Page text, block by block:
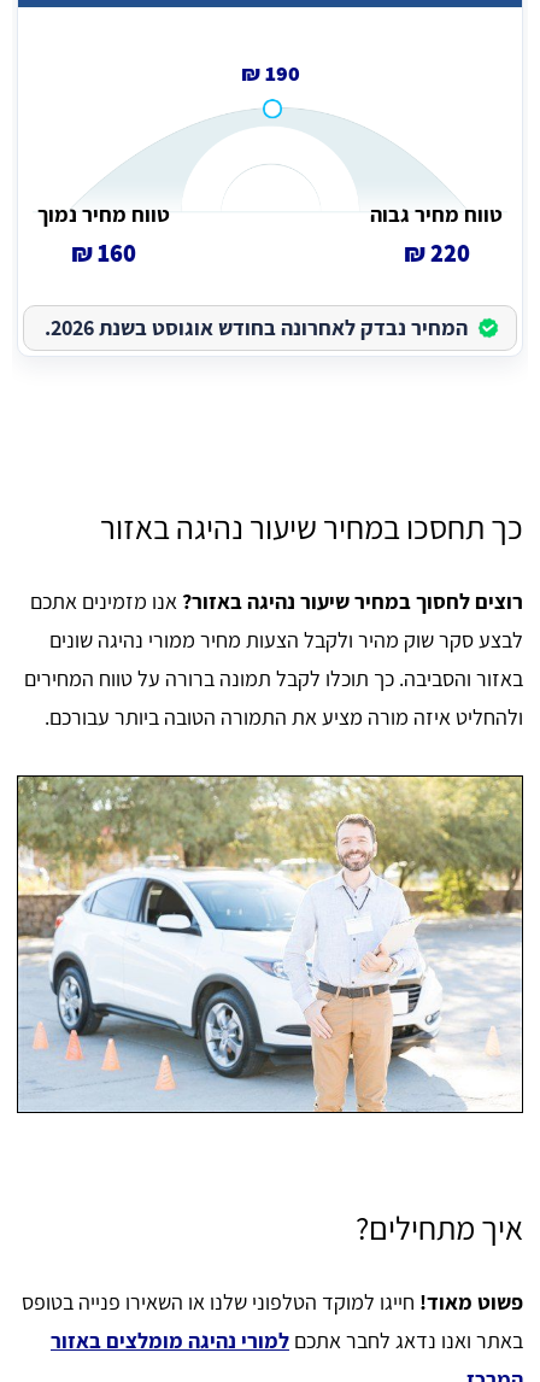
190 ₪
טווח מחיר גבוה
220 ₪
טווח מחיר נמוך
160 ₪
המחיר נבדק לאחרונה בחודש אוגוסט בשנת 2026.
כך תחסכו במחיר שיעור נהיגה באזור
רוצים לחסוך במחיר שיעור נהיגה באזור? אנו מזמינים אתכם
לבצע סקר שוק מהיר ולקבל הצעות מחיר ממורי נהיגה שונים
באזור והסביבה. כך תוכלו לקבל תמונה ברורה על טווח המחירים
ולהחליט איזה מורה מציע את התמורה הטובה ביותר עבורכם.
איך מתחילים?
פשוט מאוד! חייגו למוקד הטלפוני שלנו או השאירו פנייה בטופס
באתר ואנו נדאג לחבר אתכם למורי נהיגה מומלצים באזור